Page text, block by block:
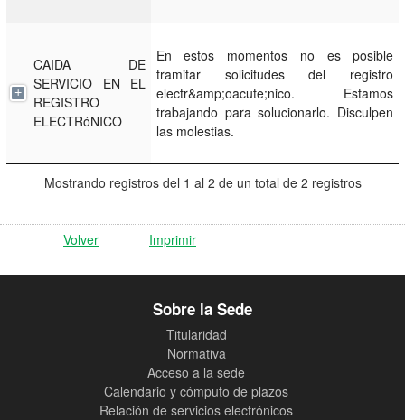
CAIDA DE
SERVICIO EN EL
REGISTRO
ELECTRóNICO
En estos momentos no es posible
tramitar solicitudes del registro
electr&amp;oacute;nico. Estamos
trabajando para solucionarlo. Disculpen
las molestias.
Mostrando registros del 1 al 2 de un total de 2 registros
Volver Imprimir
Sobre la Sede
Titularidad
Normativa
Acceso a la sede
Calendario y cómputo de plazos
Relación de servicios electrónicos